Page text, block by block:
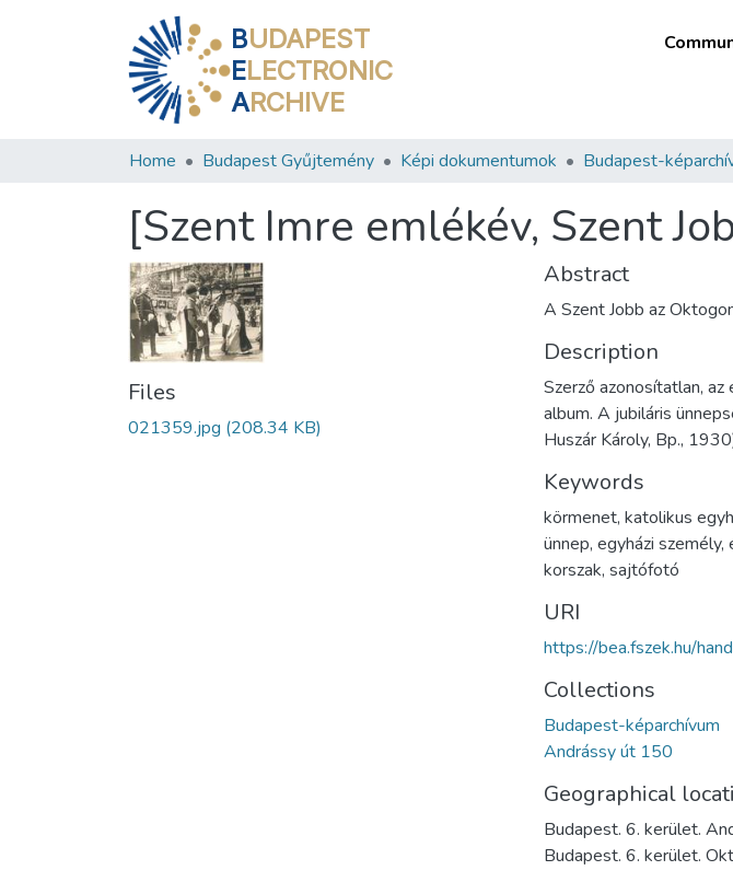
BUDAPEST
ELECTRONIC
ARCHIVE
Home Budapest Gyűjtemény Képi dokumentumok Budapest-
[Szent Imre emlékév, Szent
Files
021359.jpg (208.34 KB)
Abstract
A Szent Jobb az
Description
Szerző azonosítatlan,
album. A jubiláris
Huszár Károly, Bp.,
Keywords
körmenet, katolikus
ünnep, egyházi személy,
korszak, sajtófotó
URI
https://bea.fszek.hu/
Collections
Budapest-képarchívum
Andrássy út 150
Geographical
Budapest. 6. kerület.
Budapest. 6. kerület.